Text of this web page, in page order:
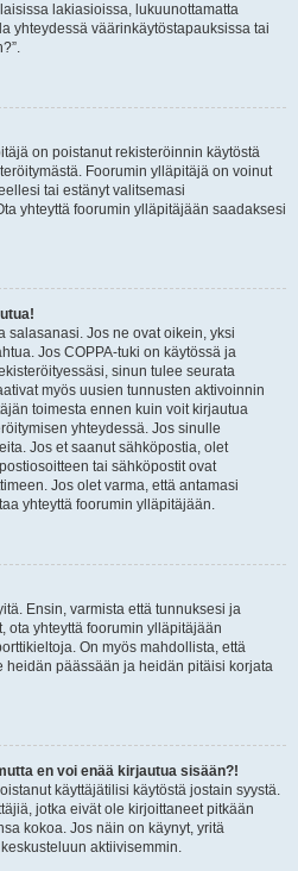
lakiasioissa, lukuunottamatta
yhteydessä väärinkäytöstapauksissa tai
on poistanut rekisteröinnin käytöstä
Foorumin ylläpitäjä on voinut
tai estänyt valitsemasi
yhteyttä foorumin ylläpitäjään saadaksesi
salasanasi. Jos ne ovat oikein, yksi
Jos COPPA-tuki on käytössä ja
sinun tulee seurata
myös uusien tunnusten aktivoinnin
toimesta ennen kuin voit kirjautua
yhteydessä. Jos sinulle
Jos et saanut sähköpostia, olet
tai sähköpostit ovat
Jos olet varma, että antamasi
yhteyttä foorumin ylläpitäjään.
Ensin, varmista että tunnuksesi ja
ota yhteyttä foorumin ylläpitäjään
On myös mahdollista, että
heidän päässään ja heidän pitäisi korjata
en voi enää kirjautua sisään?!
käyttäjätilisi käytöstä jostain syystä.
jotka eivät ole kirjoittaneet pitkään
kokoa. Jos näin on käynyt, yritä
aktiivisemmin.